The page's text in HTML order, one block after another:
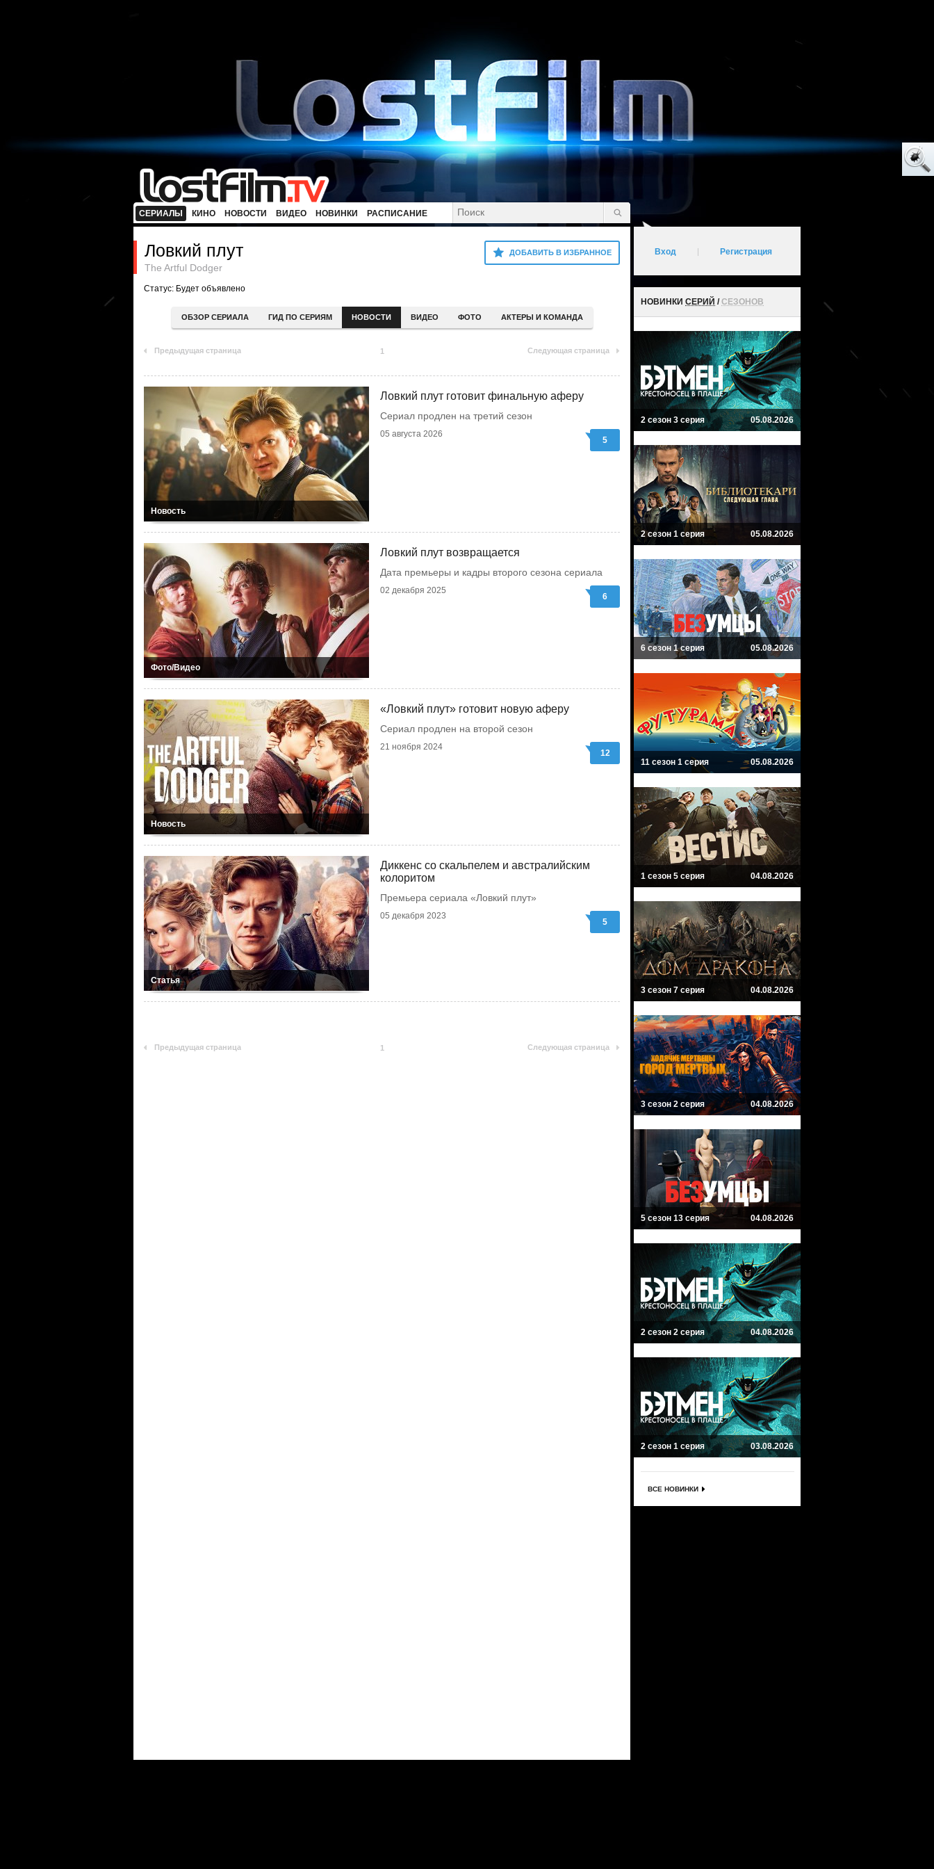
СЕРИАЛЫ КИНО НОВОСТИ ВИДЕО НОВИНКИ РАСПИСАНИЕ
ДОБАВИТЬ В ИЗБРАННОЕ
Ловкий плут
The Artful Dodger
Статус: Будет объявлено
ОБЗОР СЕРИАЛА ГИД ПО СЕРИЯМ НОВОСТИ ВИДЕО ФОТО АКТЕРЫ И КОМАНДА
Предыдущая страница 1 Следующая страница
Новость
Ловкий плут готовит финальную аферу
Сериал продлен на третий сезон
05 августа 2026
5
Фото/Видео
Ловкий плут возвращается
Дата премьеры и кадры второго сезона сериала
02 декабря 2025
6
Новость
«Ловкий плут» готовит новую аферу
Сериал продлен на второй сезон
21 ноября 2024
12
Статья
Диккенс со скальпелем и австралийским
колоритом
Премьера сериала «Ловкий плут»
05 декабря 2023
5
Предыдущая страница 1 Следующая страница
Вход Регистрация
НОВИНКИ СЕРИЙ /СЕЗОНОВ
2 сезон 3 серия 05.08.2026
2 сезон 1 серия 05.08.2026
6 сезон 1 серия 05.08.2026
11 сезон 1 серия 05.08.2026
1 сезон 5 серия 04.08.2026
3 сезон 7 серия 04.08.2026
3 сезон 2 серия 04.08.2026
5 сезон 13 серия 04.08.2026
2 сезон 2 серия 04.08.2026
2 сезон 1 серия 03.08.2026
ВСЕ НОВИНКИ